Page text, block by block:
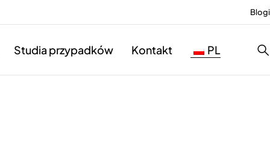
Blogi
Studia przypadków Kontakt PL